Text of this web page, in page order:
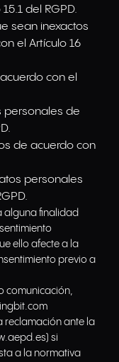
del RGPD.
sean inexactos
el Artículo 16
con el
personales de
de acuerdo con
personales
alguna finalidad
ello afecte a la
previo a
comunicación,
reclamación ante la
si
a la normativa